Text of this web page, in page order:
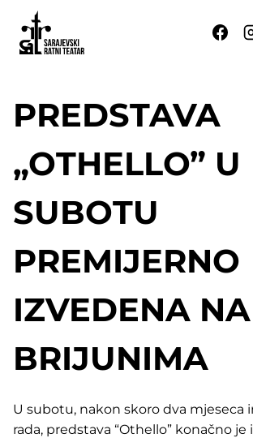
content
PREDSTAVA
„OTHELLO” U
SUBOTU
PREMIJERNO
IZVEDENA NA
BRIJUNIMA
U subotu, nakon skoro dva mjeseca
rada, predstava “Othello” konačno